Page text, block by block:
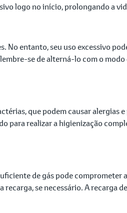
logo no início, prolongando a
entanto, seu uso excessivo
se de alterná-lo com o
que podem causar alergias
para realizar a higienização
de gás pode comprometer
se necessário. A recarga